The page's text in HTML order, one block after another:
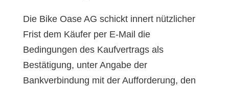
Die Bike Oase AG schickt innert nützlicher
Frist dem Käufer per E-Mail die
Bedingungen des Kaufvertrags als
Bestätigung, unter Angabe der
Bankverbindung mit der Aufforderung, den